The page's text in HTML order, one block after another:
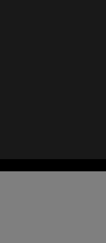
en nueva ventana)
en nueva ventana)